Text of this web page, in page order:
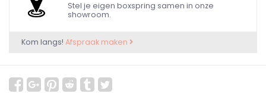
Stel je eigen boxspring samen in onze
showroom.
Kom langs! Afspraak maken